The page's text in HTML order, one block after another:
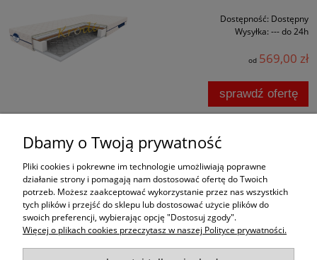
Dostępność: Dostępny
Wysyłka: --- do 24h
od 569,00 zł
sprawdź ofertę
Informacje
Moje konto
O materacach
Promocje
Dbamy o Twoją prywatność
Pliki cookies i pokrewne im technologie umożliwiają poprawne
działanie strony i pomagają nam dostosować ofertę do Twoich
potrzeb. Możesz zaakceptować wykorzystanie przez nas wszystkich
tych plików i przejść do sklepu lub dostosować użycie plików do
swoich preferencji, wybierając opcję "Dostosuj zgody".
Więcej o plikach cookies przeczytasz w naszej Polityce prywatności.